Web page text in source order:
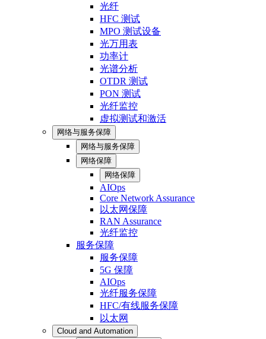
光纤
HFC 测试
MPO 测试设备
光万用表
功率计
光谱分析
OTDR 测试
PON 测试
光纤监控
虚拟测试和激活
网络与服务保障
网络与服务保障
网络保障
网络保障
AIOps
Core Network Assurance
以太网保障
RAN Assurance
光纤监控
服务保障
服务保障
5G 保障
AIOps
光纤服务保障
HFC/有线服务保障
以太网
Cloud and Automation